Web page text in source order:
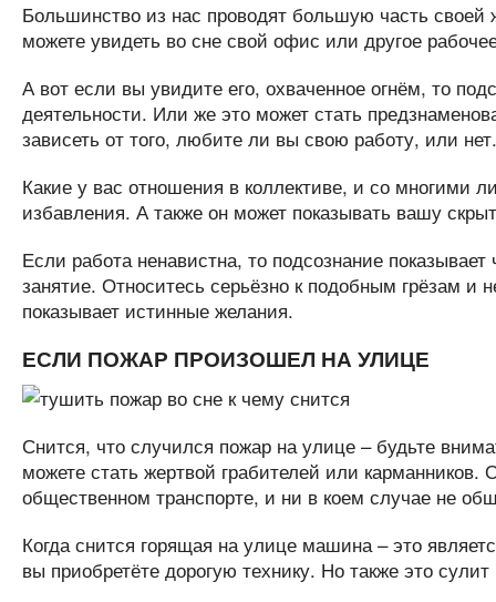
Большинство из нас проводят большую часть
можете увидеть во сне свой офис или другое
А вот если вы увидите его, охваченное огнём, то
деятельности. Или же это может стать
зависеть от того, любите ли вы свою работу, или нет.
Какие у вас отношения в коллективе, и со многими
избавления. А также он может показывать вашу
Если работа ненавистна, то подсознание
занятие. Относитесь серьёзно к подобным грёзам и
показывает истинные желания.
ЕСЛИ ПОЖАР ПРОИЗОШЕЛ НА УЛИЦЕ
Снится, что случился пожар на улице – будьте
можете стать жертвой грабителей или карманников.
общественном транспорте, и ни в коем случае не
Когда снится горящая на улице машина – это
вы приобретёте дорогую технику. Но также это